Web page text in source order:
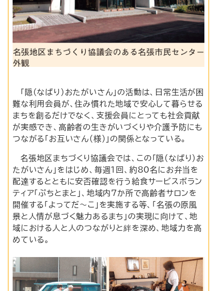
「隠（なばり）おたがいさん」の活動は、日常生活が困
難な利用会員が、住み慣れた地域で安心して暮らせる
まちを創るだけでなく、支援会員にとっても社会貢献
が実感でき、高齢者の生きがいづくりや介護予防にも
つながる「お互いさん（様）」の関係となっている。
名張地区まちづくり協議会では、この「隠（なばり）お
たがいさん」をはじめ、毎週1回、約80名にお弁当を
配達するとともに安否確認を行う給食サービスボラン
ティア「ぷちとまと」、地域内7か所で高齢者サロンを
開催する「よってだ～こ」を実施する等、「名張の原風
景と人情が息づく魅力あるまち」の実現に向けて、地
域における人と人のつながりと絆を深め、地域力を高
めている。